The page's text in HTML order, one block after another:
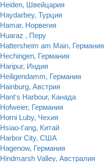
Heiden, Швейцария
Haydarbey, Турция
Hamar, Норвегия
Huaraz , Перу
Hattersheim am Main, Германия
Hechingen, Германия
Haripur, Индия
Heiligendamm, Германия
Hainburg, Австрия
Hant's Harbour, Канада
Hofweier, Германия
Horni Luby, Чехия
Hsiao-t'ang, Китай
Harbor City, США
Hagenow, Германия
Hindmarsh Valley, Австралия